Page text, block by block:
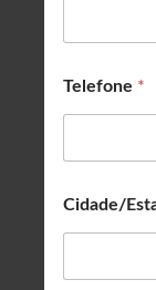
Telefone *
Cidade/